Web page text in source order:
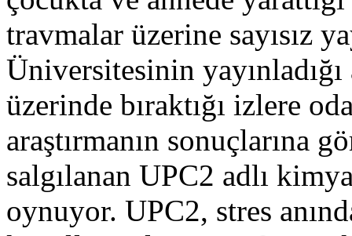
travmalar üzerine sayısız
Üniversitesinin
üzerinde bıraktığı izlere
araştırmanın sonuçlarına
salgılanan UPC2 adlı
oynuyor. UPC2, stres